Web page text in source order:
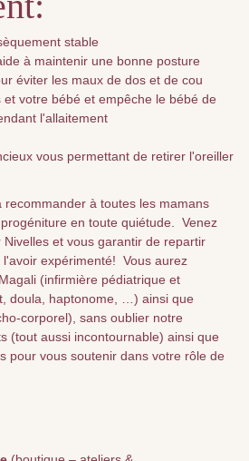
stable
à maintenir une bonne posture
éviter les maux de dos et de cou
votre bébé et empêche le bébé de
l'allaitement
vous permettant de retirer l'oreiller
recommander à toutes les mamans
en toute quiétude. Venez
et vous garantir de repartir
expérimenté! Vous aurez
(infirmière pédiatrique et
doula, haptonome, …) ainsi que
corporel), sans oublier notre
(tout aussi incontournable) ainsi que
pour vous soutenir dans votre rôle de